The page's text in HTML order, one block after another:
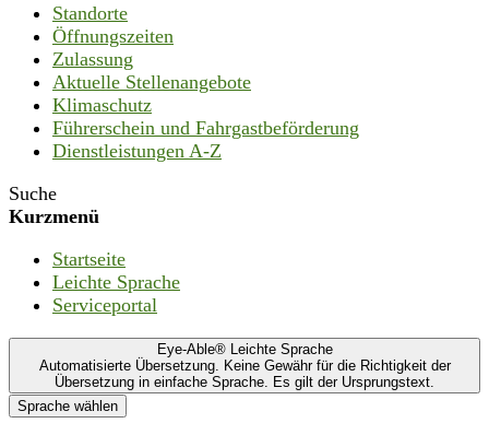
Standorte
Öffnungszeiten
Zulassung
Aktuelle Stellenangebote
Klimaschutz
Führerschein und Fahrgastbeförderung
Dienstleistungen A-Z
Suche
Kurzmenü
Startseite
Leichte Sprache
Serviceportal
Eye-Able® Leichte Sprache
Automatisierte Übersetzung. Keine Gewähr für die Richtigkeit der
Übersetzung in einfache Sprache. Es gilt der Ursprungstext.
Sprache wählen